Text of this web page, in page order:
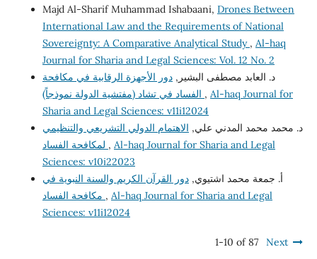
Majd Al-Sharif Muhammad Ishabaani, Drones Between
International Law and the Requirements of National
Sovereignty: A Comparative Analytical Study , Al-haq
Journal for Sharia and Legal Sciences: Vol. 12 No. 2
د. العابد مصطفى البشير,دور الأجهزة الرقابية في مكافحة
, Al-haq Journal for
Sharia and Legal Sciences: v11i12024
د. محمد محمد المدني علي, الاهتمام الدولي التشريعي والتنظيمي
, Al-haq Journal for Sharia and Legal
Sciences: v10i22023
أ. جمعة محمد اشتيوي,دور القرآن الكريم والسنة النبوية في
, Al-haq Journal for Sharia and Legal
Sciences: v11i12024
1-10 of 87 Next